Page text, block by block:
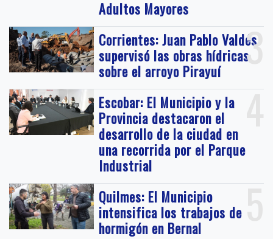
Adultos Mayores
3
Corrientes: Juan Pablo Valdés
supervisó las obras hídricas
sobre el arroyo Pirayuí
4
Escobar: El Municipio y la
Provincia destacaron el
desarrollo de la ciudad en
una recorrida por el Parque
Industrial
5
Quilmes: El Municipio
intensifica los trabajos de
hormigón en Bernal